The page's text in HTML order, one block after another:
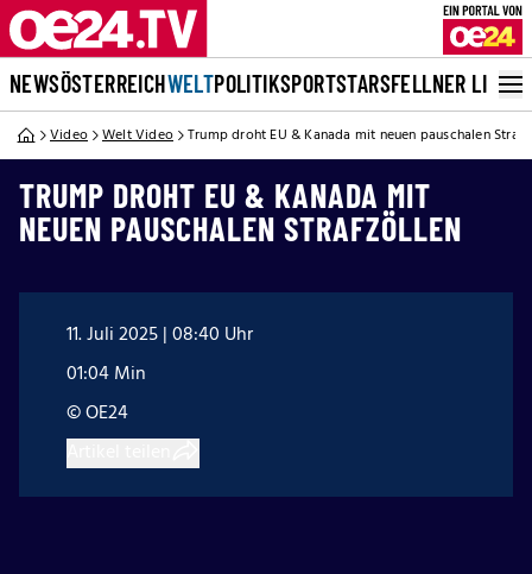
NEWSÖSTERREICHWELTPOLITIKSPORTSTARSFELLNER LIVE
Video Welt Video Trump droht EU & Kanada mit neuen pauschalen
TRUMP DROHT EU & KANADA MIT
NEUEN PAUSCHALEN STRAFZÖLLEN
11. Juli 2025 | 08:40 Uhr
01:04 Min
© OE24